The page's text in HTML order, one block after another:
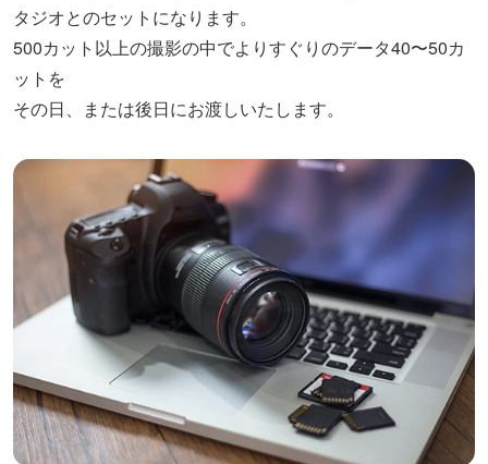
タジオとのセットになります。
500カット以上の撮影の中でよりすぐりのデータ40〜50カ
ットを
その日、または後日にお渡しいたします。